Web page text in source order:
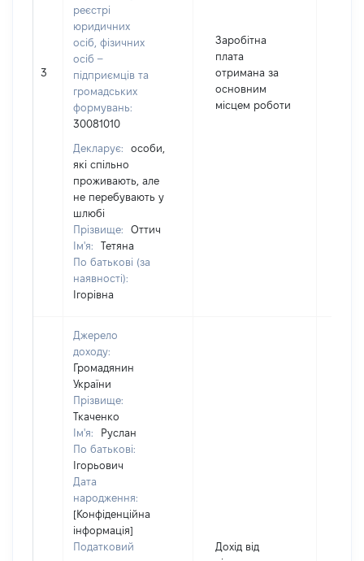
3
реєстрі
юридичних
осіб, фізичних
осіб –
підприємців та
громадських
формувань:
30081010
Декларує:
особи,
які спільно
проживають, але
не перебувають у
шлюбі
Прізвище:
Оттич
Ім'я:
Тетяна
По батькові (за
наявності):
Ігорівна
Заробітна
плата
отримана за
основним
місцем роботи
Джерело
доходу:
Громадянин
України
Прізвище:
Ткаченко
Ім'я:
Руслан
По батькові:
Ігорьович
Дата
народження:
[Конфіденційна
інформація]
Податковий
Дохід від